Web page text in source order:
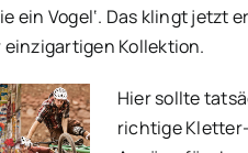
ein Vogel‘. Das klingt
Kollektion.
Hier sollte
richtige